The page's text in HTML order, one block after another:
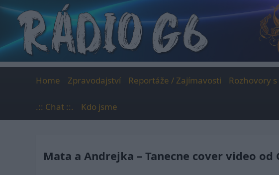
content
Home Zpravodajství Reportáže / Zajímavosti Rozhovory
.:: Chat ::. Kdo jsme
Mata a Andrejka – Tanecne cover video od